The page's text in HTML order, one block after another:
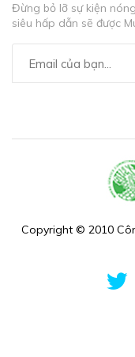
Đừng bỏ lỡ sự kiện
siêu hấp dẫn sẽ được
Copyright © 2010